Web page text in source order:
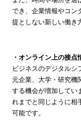
でき、企業情報やコン
提としない新しい働き
・オンライン上の接
ビジネスのデジタル
元企業、大学・研究機
する機会が増加してい
れまでと同じように相
可能です。